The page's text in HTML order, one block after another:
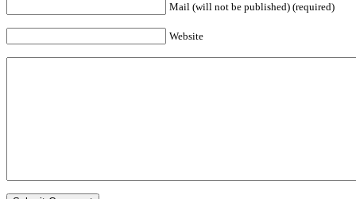
Mail (will not be published) (required)
Website